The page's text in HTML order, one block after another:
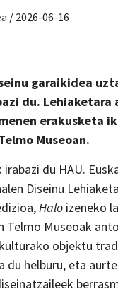
/ 2026-06-16
garaikidea
du. Lehiaketara
erakusketa
Museoan.
du HAU.
Diseinu
Halo izeneko
Telmo Museoak
objektu
du helburu, eta